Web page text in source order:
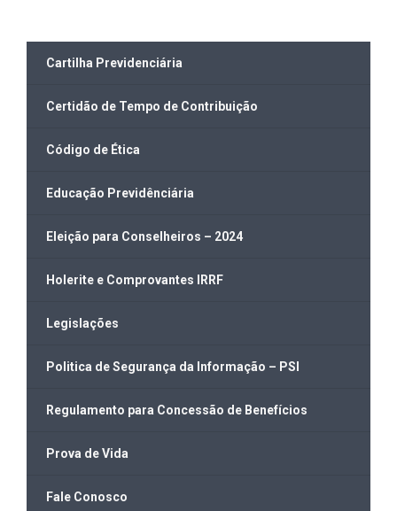
Cartilha Previdenciária
Certidão de Tempo de Contribuição
Código de Ética
Educação Previdênciária
Eleição para Conselheiros – 2024
Holerite e Comprovantes IRRF
Legislações
Politica de Segurança da Informação – PSI
Regulamento para Concessão de Benefícios
Prova de Vida
Fale Conosco